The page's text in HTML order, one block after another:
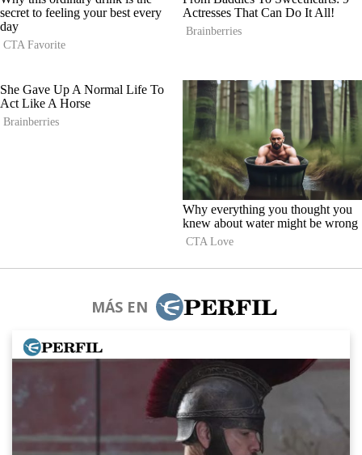
MÁS EN